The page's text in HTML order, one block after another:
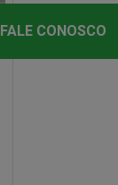
FALE CONOSCO